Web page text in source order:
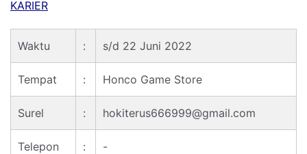
KARIER
Waktu : s/d 22 Juni 2022
Tempat : Honco Game Store
Surel : hokiterus666999@gmail.com
Telepon : -